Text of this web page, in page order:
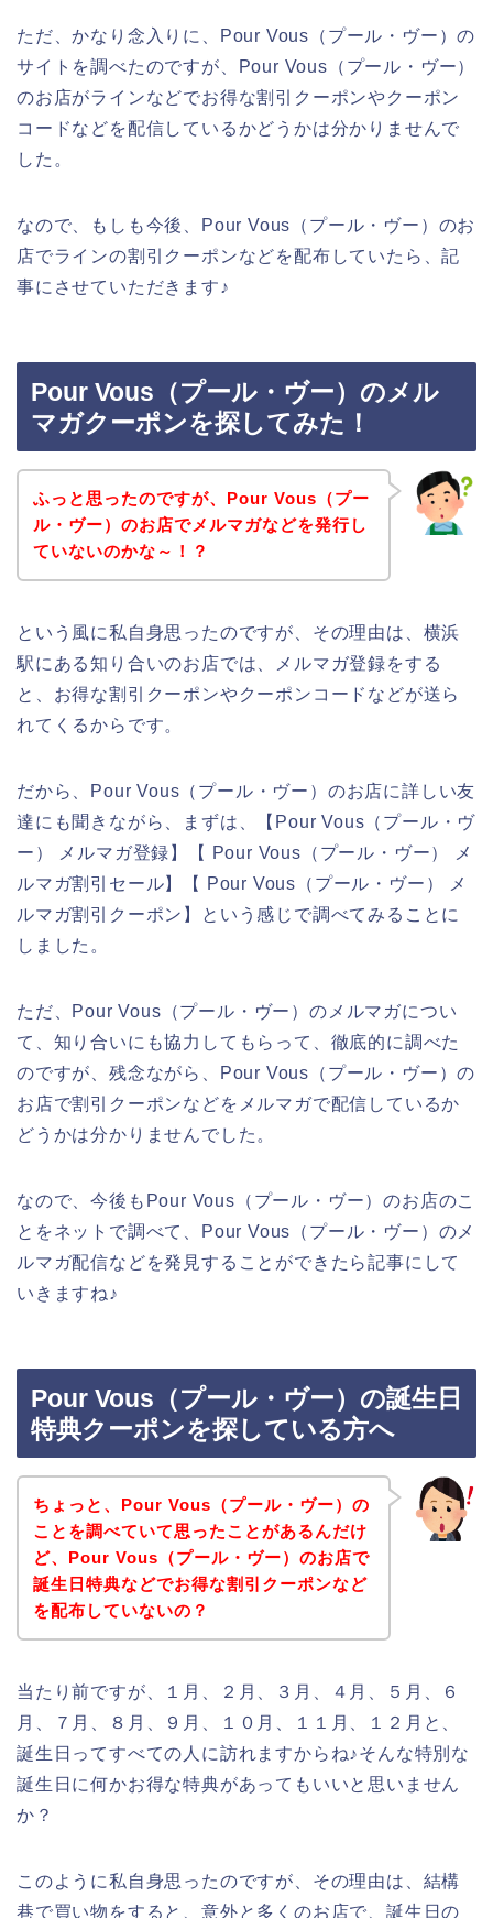
ただ、かなり念入りに、Pour Vous（プール・ヴー）の
サイトを調べたのですが、Pour Vous（プール・ヴー）
のお店がラインなどでお得な割引クーポンやクーポン
コードなどを配信しているかどうかは分かりませんで
した。
なので、もしも今後、Pour Vous（プール・ヴー）のお
店でラインの割引クーポンなどを配布していたら、記
事にさせていただきます♪
Pour Vous（プール・ヴー）のメル
マガクーポンを探してみた！
ふっと思ったのですが、Pour Vous（プー
ル・ヴー）のお店でメルマガなどを発行し
ていないのかな～！？
という風に私自身思ったのですが、その理由は、横浜
駅にある知り合いのお店では、メルマガ登録をする
と、お得な割引クーポンやクーポンコードなどが送ら
れてくるからです。
だから、Pour Vous（プール・ヴー）のお店に詳しい友
達にも聞きながら、まずは、【Pour Vous（プール・ヴ
ー） メルマガ登録】【 Pour Vous（プール・ヴー） メ
ルマガ割引セール】【 Pour Vous（プール・ヴー） メ
ルマガ割引クーポン】という感じで調べてみることに
しました。
ただ、Pour Vous（プール・ヴー）のメルマガについ
て、知り合いにも協力してもらって、徹底的に調べた
のですが、残念ながら、Pour Vous（プール・ヴー）の
お店で割引クーポンなどをメルマガで配信しているか
どうかは分かりませんでした。
なので、今後もPour Vous（プール・ヴー）のお店のこ
とをネットで調べて、Pour Vous（プール・ヴー）のメ
ルマガ配信などを発見することができたら記事にして
いきますね♪
Pour Vous（プール・ヴー）の誕生日
特典クーポンを探している方へ
ちょっと、Pour Vous（プール・ヴー）の
ことを調べていて思ったことがあるんだけ
ど、Pour Vous（プール・ヴー）のお店で
誕生日特典などでお得な割引クーポンなど
を配布していないの？
当たり前ですが、１月、２月、３月、４月、５月、６
月、７月、８月、９月、１０月、１１月、１２月と、
誕生日ってすべての人に訪れますからね♪そんな特別な
誕生日に何かお得な特典があってもいいと思いません
か？
このように私自身思ったのですが、その理由は、結構
巷で買い物をすると、意外と多くのお店で、誕生日の